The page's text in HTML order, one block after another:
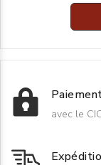
avec le